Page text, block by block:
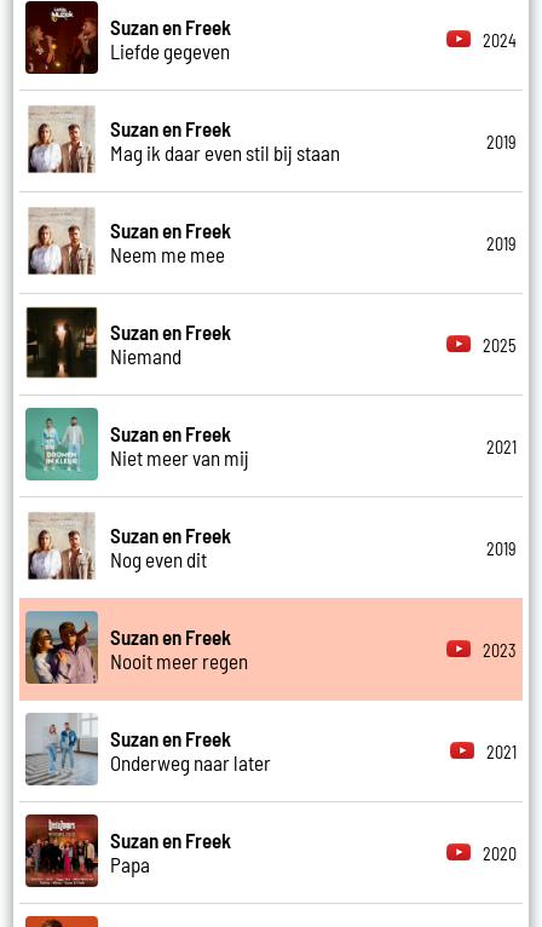
Suzan en Freek
Liefde gegeven
2024
Suzan en Freek
Mag ik daar even stil bij staan
2019
Suzan en Freek
Neem me mee
2019
Suzan en Freek
Niemand
2025
Suzan en Freek
Niet meer van mij
2021
Suzan en Freek
Nog even dit
2019
Suzan en Freek
Nooit meer regen
2023
Suzan en Freek
Onderweg naar later
2021
Suzan en Freek
Papa
2020